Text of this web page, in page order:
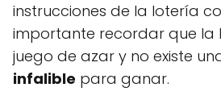
instrucciones de la lotería
importante recordar que la
juego de azar y no existe
infalible para ganar.